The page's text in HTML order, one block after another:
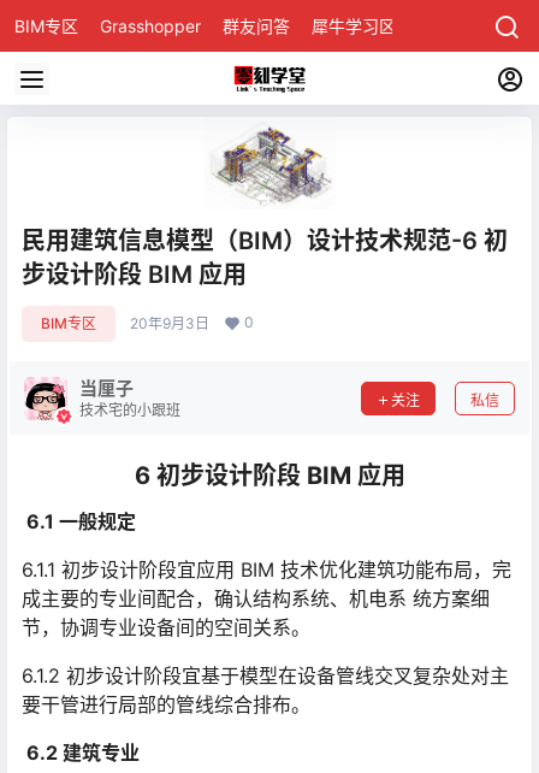
BIM专区 Grasshopper 群友问答 犀牛学习区
民用建筑信息模型（BIM）设计技术规范-6 初
步设计阶段 BIM 应用
BIM专区 20年9月3日 0
当厘子
技术宅的小跟班
关注 私信
6 初步设计阶段 BIM 应用
6.1 一般规定
6.1.1 初步设计阶段宜应用 BIM 技术优化建筑功能布局，完
成主要的专业间配合，确认结构系统、机电系 统方案细
节，协调专业设备间的空间关系。
6.1.2 初步设计阶段宜基于模型在设备管线交叉复杂处对主
要干管进行局部的管线综合排布。
6.2 建筑专业